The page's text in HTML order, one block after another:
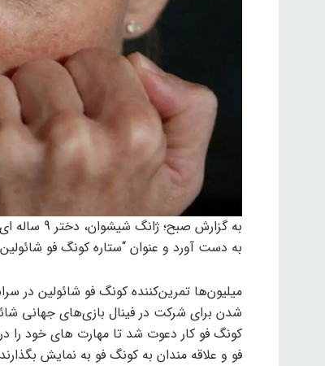
به گزارش
به دست آورد و عنوان “ستاره کونگ فو
میلیون‌ها تمرین‌کننده کونگ فو شائولین در
کونگ فو کار دعوت شد تا مهارت های خود را
فو و علاقه مندان به کونگ فو به نمایش